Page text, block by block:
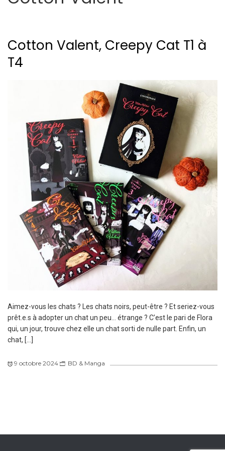
Cotton Valent, Creepy Cat T1 à
T4
Aimez-vous les chats ? Les chats noirs, peut-être ? Et seriez-vous
prêt.e.s à adopter un chat un peu… étrange ? C’est le pari de Flora
qui, un jour, trouve chez elle un chat sorti de nulle part. Enfin, un
chat, […]
9 octobre 2024 BD & Manga